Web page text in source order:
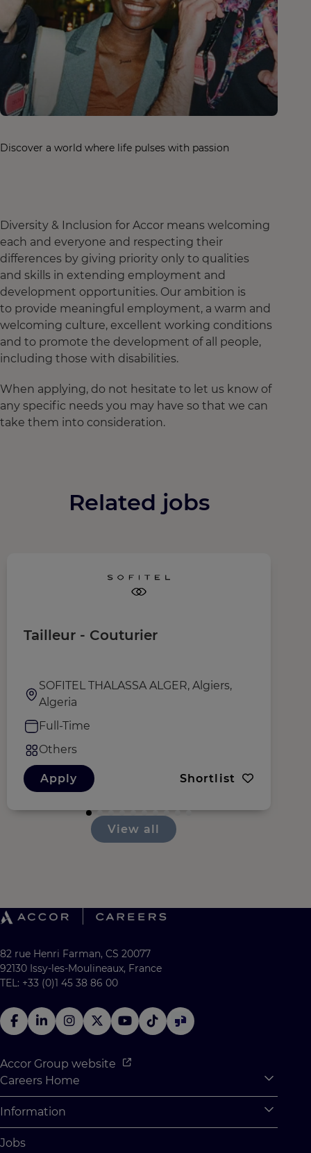
Discover a world where life pulses with passion
Diversity & Inclusion for Accor means welcoming
each and everyone and respecting their
differences by giving priority only to qualities
and skills in extending employment and
development opportunities. Our ambition is
to provide meaningful employment, a warm and
welcoming culture, excellent working conditions
and to promote the development of all people,
including those with disabilities.
When applying, do not hesitate to let us know of
any specific needs you may have so that we can
take them into consideration.
Related jobs
Tailleur - Couturier
SOFITEL THALASSA ALGER, Algiers,
Algeria
Full-Time
Others
Apply Shortlist
View all
82 rue Henri Farman, CS 20077
92130 Issy-les-Moulineaux, France
TEL: +33 (0)1 45 38 86 00
Accor Group website
Careers Home
Why Join Accor
Student Opportunities
Information
Jobs